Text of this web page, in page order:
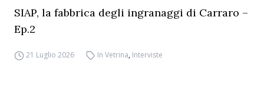
SIAP, la fabbrica degli ingranaggi di Carraro –
Ep.2
21 Luglio 2026 In Vetrina, Interviste